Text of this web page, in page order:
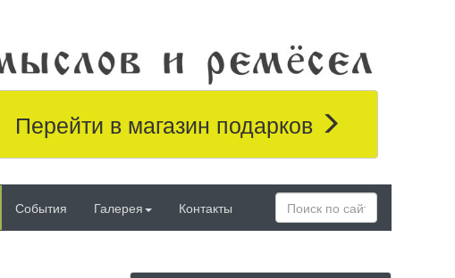
Перейти в магазин подарков
События Галерея Контакты